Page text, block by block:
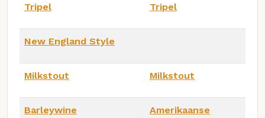
Tripel Tripel
New England Style
Milkstout Milkstout
Barleywine
Amerikaanse